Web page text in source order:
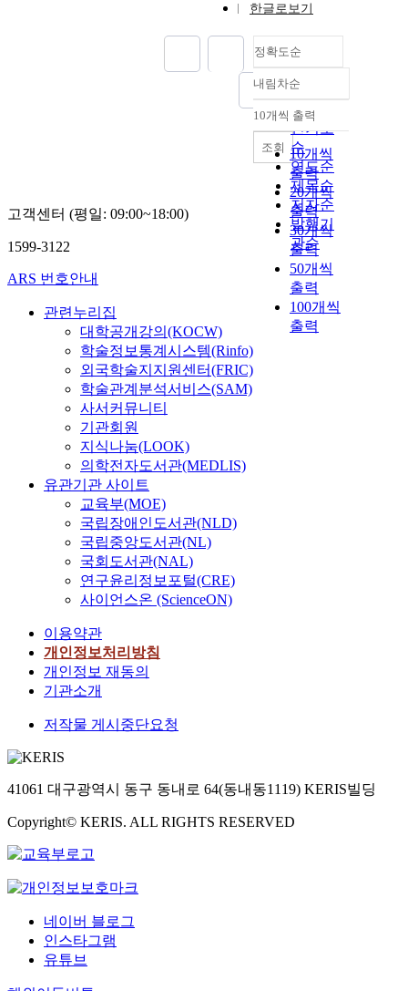
한글로보기
정확도순
정확도
순
인기도
순
연도순
제목순
저자순
발행기
관순
내림차순
내림차순
10개씩 출력
10개씩
출력
20개씩
출력
30개씩
출력
50개씩
출력
100개씩
출력
조회
고객센터 (평일: 09:00~18:00)
1599-3122
ARS 번호안내
관련누리집
대학공개강의(KOCW)
학술정보통계시스템(Rinfo)
외국학술지지원센터(FRIC)
학술관계분석서비스(SAM)
사서커뮤니티
기관회원
지식나눔(LOOK)
의학전자도서관(MEDLIS)
유관기관 사이트
교육부(MOE)
국립장애인도서관(NLD)
국립중앙도서관(NL)
국회도서관(NAL)
연구윤리정보포털(CRE)
사이언스온 (ScienceON)
이용약관
개인정보처리방침
개인정보 재동의
기관소개
저작물 게시중단요청
41061 대구광역시 동구 동내로 64(동내동1119) KERIS빌딩
Copyright© KERIS. ALL RIGHTS RESERVED
네이버 블로그
인스타그램
유튜브